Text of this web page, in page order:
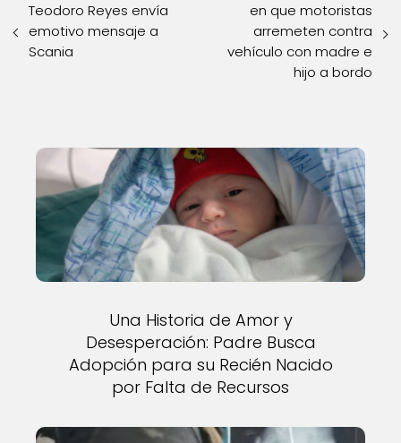
Teodoro Reyes envía
emotivo mensaje a
Scania
en que motoristas
arremeten contra
vehículo con madre e
hijo a bordo
Una Historia de Amor y
Desesperación: Padre Busca
Adopción para su Recién Nacido
por Falta de Recursos